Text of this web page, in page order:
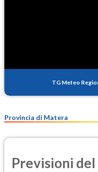
TG Meteo
Provincia di Matera
Previsioni